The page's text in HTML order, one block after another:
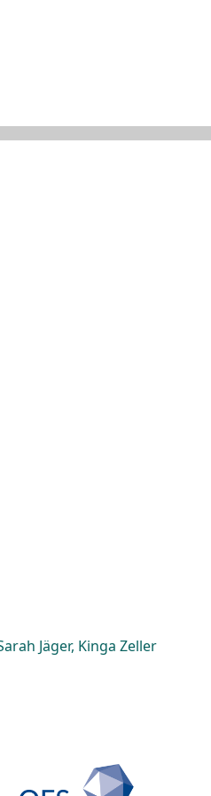
Jäger, Kinga Zeller